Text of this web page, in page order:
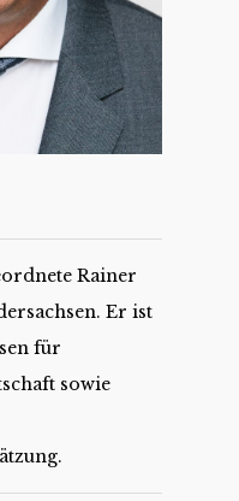
Rainer
Er ist
für
sowie